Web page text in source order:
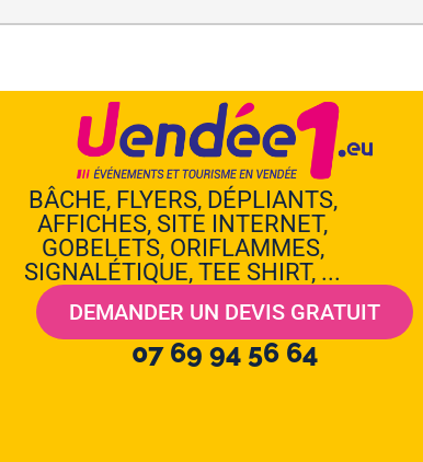
BÂCHE, FLYERS, DÉPLIANTS,
AFFICHES, SITE INTERNET,
GOBELETS, ORIFLAMMES,
SIGNALÉTIQUE, TEE SHIRT, ...
DEMANDER UN DEVIS GRATUIT
07 69 94 56 64